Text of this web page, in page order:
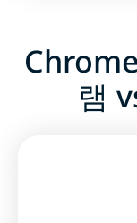
램